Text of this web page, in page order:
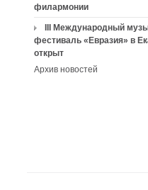
филармонии
III Международный
фестиваль «Евразия» в
открыт
Архив новостей